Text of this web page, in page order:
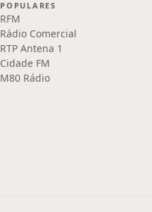
POPULARES
RFM
Rádio Comercial
RTP Antena 1
Cidade FM
M80 Rádio